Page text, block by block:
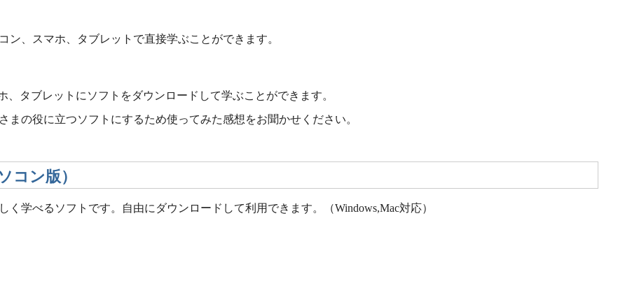
ン、スマホ、タブレットで直接学ぶことができます。
、タブレットにソフトをダウンロードして学ぶことができます。
まの役に立つソフトにするため使ってみた感想をお聞かせください。
ン版）
学べるソフトです。自由にダウンロードして利用できます。（Windows,Mac対応）